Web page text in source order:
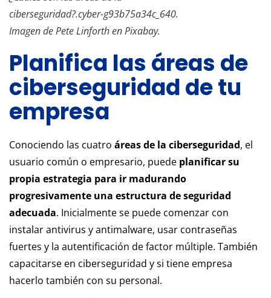
ciberseguridad?.cyber-g93b75a34c_640.
Imagen de Pete Linforth en Pixabay.
Planifica las áreas de
ciberseguridad de tu
empresa
Conociendo las cuatro áreas de la ciberseguridad, el
usuario común o empresario, puede planificar su
propia estrategia para ir madurando
progresivamente una estructura de seguridad
adecuada. Inicialmente se puede comenzar con
instalar antivirus y antimalware, usar contraseñas
fuertes y la autentificación de factor múltiple. También
capacitarse en ciberseguridad y si tiene empresa
hacerlo también con su personal.